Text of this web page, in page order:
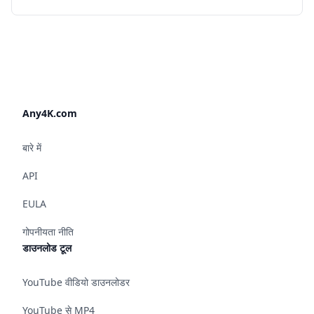
Any4K.com
बारे में
API
EULA
गोपनीयता नीति
डाउनलोड टूल
YouTube वीडियो डाउनलोडर
YouTube से MP4